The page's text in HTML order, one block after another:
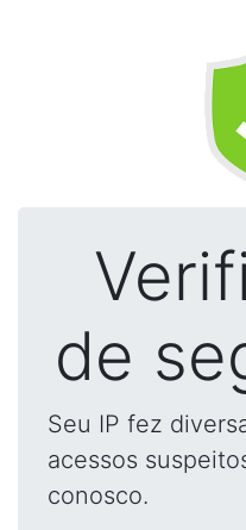
de
Seu IP fez
acessos
conosco.